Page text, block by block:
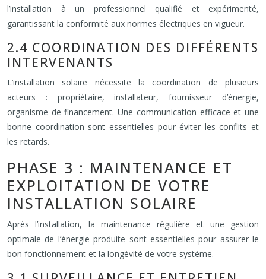
l’installation à un professionnel qualifié et expérimenté,
garantissant la conformité aux normes électriques en vigueur.
2.4 COORDINATION DES DIFFÉRENTS
INTERVENANTS
L’installation solaire nécessite la coordination de plusieurs
acteurs : propriétaire, installateur, fournisseur d’énergie,
organisme de financement. Une communication efficace et une
bonne coordination sont essentielles pour éviter les conflits et
les retards.
PHASE 3 : MAINTENANCE ET
EXPLOITATION DE VOTRE
INSTALLATION SOLAIRE
Après l’installation, la maintenance régulière et une gestion
optimale de l’énergie produite sont essentielles pour assurer le
bon fonctionnement et la longévité de votre système.